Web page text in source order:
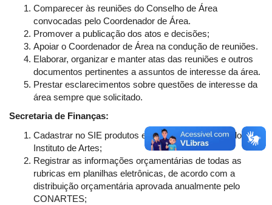
Comparecer às reuniões do Conselho de Área
convocadas pelo Coordenador de Área.
Promover a publicação dos atos e decisões;
Apoiar o Coordenador de Área na condução de reuniões.
Elaborar, organizar e manter atas das reuniões e outros
documentos pertinentes a assuntos de interesse da área.
Prestar esclarecimentos sobre questões de interesse da
área sempre que solicitado.
Secretaria de Finanças:
Cadastrar no SIE produtos e pedidos de compras do
Instituto de Artes;
Registrar as informações orçamentárias de todas as
rubricas em planilhas eletrônicas, de acordo com a
distribuição orçamentária aprovada anualmente pelo
CONARTES;